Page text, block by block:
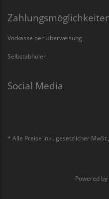
Vorkasse per Überweisung
Selbstabholer
Social Media
* Alle Preise inkl. gesetzlicher
Powered by